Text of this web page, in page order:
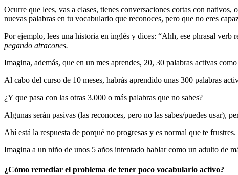
Ocurre que lees, vas a clases, tienes conversaciones cortas con
nuevas palabras en tu vocabulario que reconoces, pero que no eres
Por ejemplo, lees una historia en inglés y dices: “Ahh, ese phrasal verb
pegando atracones.
Imagina, además, que en un mes aprendes, 20, 30 palabras activas
Al cabo del curso de 10 meses, habrás aprendido unas 300 palabras
¿Y que pasa con las otras 3.000 o más palabras que no sabes?
Algunas serán pasivas (las reconoces, pero no las sabes/puedes usar),
Ahí está la respuesta de porqué no progresas y es normal que te frustres.
Imagina a un niño de unos 5 años intentado hablar como un adulto de
¿Cómo remediar el problema de tener poco vocabulario activo?